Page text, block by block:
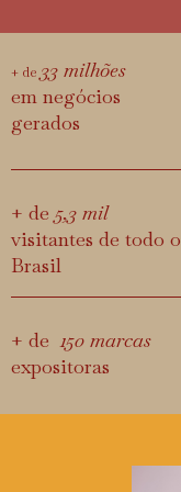
+ de 33 milhões
em negócios
gerados
+ de 5,3 mil
visitantes de todo o
Brasil
+ de150 marcas
expositoras